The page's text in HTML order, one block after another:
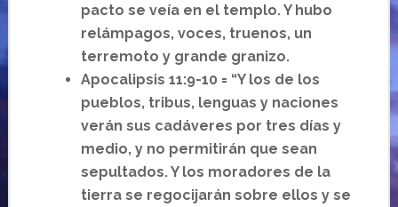
pacto se veía en el templo. Y hubo
relámpagos, voces, truenos, un
terremoto y grande granizo.
Apocalipsis 11:9-10 = “Y los de los
pueblos, tribus, lenguas y naciones
verán sus cadáveres por tres días y
medio, y no permitirán que sean
sepultados. Y los moradores de la
tierra se regocijarán sobre ellos y se